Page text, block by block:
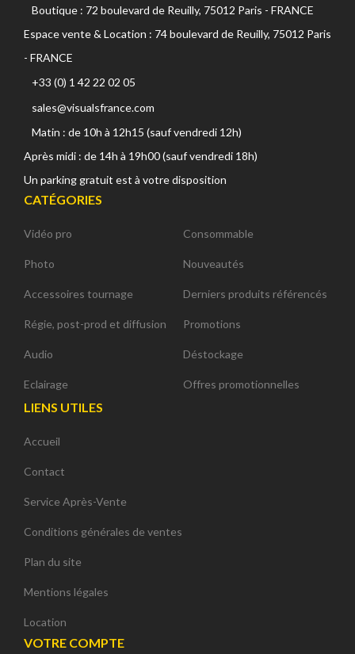
Boutique : 72 boulevard de Reuilly, 75012 Paris - FRANCE
Espace vente & Location : 74 boulevard de Reuilly, 75012 Paris
- FRANCE
+33 (0) 1 42 22 02 05
sales@visualsfrance.com
Matin : de 10h à 12h15 (sauf vendredi 12h)
Après midi : de 14h à 19h00 (sauf vendredi 18h)
Un parking gratuit est à votre disposition
CATÉGORIES
Vidéo pro
Photo
Accessoires tournage
Régie, post-prod et diffusion
Audio
Eclairage
Consommable
Nouveautés
Derniers produits référencés
Promotions
Déstockage
Offres promotionnelles
LIENS UTILES
Accueil
Contact
Service Après-Vente
Conditions générales de ventes
Plan du site
Mentions légales
Location
VOTRE COMPTE